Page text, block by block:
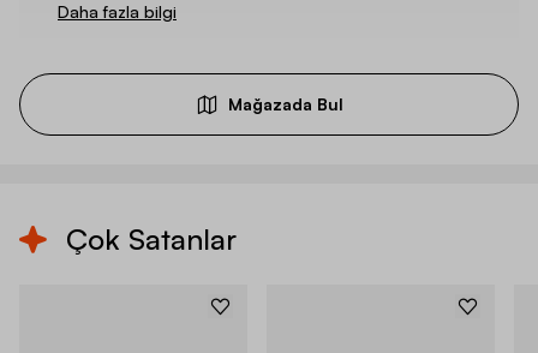
Daha fazla bilgi
Mağazada Bul
Çok Satanlar